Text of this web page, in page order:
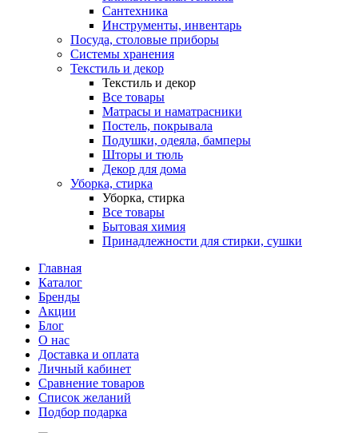
Сантехника
Инструменты, инвентарь
Посуда, столовые приборы
Системы хранения
Текстиль и декор
Текстиль и декор
Все товары
Матрасы и наматрасники
Постель, покрывала
Подушки, одеяла, бамперы
Шторы и тюль
Декор для дома
Уборка, стирка
Уборка, стирка
Все товары
Бытовая химия
Принадлежности для стирки, сушки
Главная
Каталог
Бренды
Акции
Блог
О нас
Доставка и оплата
Личный кабинет
Сравнение товаров
Список желаний
Подбор подарка